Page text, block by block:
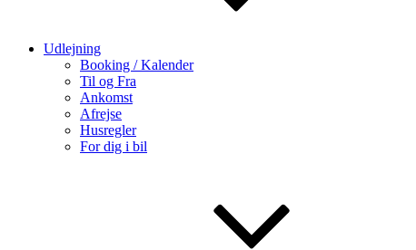
Udlejning
Booking / Kalender
Til og Fra
Ankomst
Afrejse
Husregler
For dig i bil